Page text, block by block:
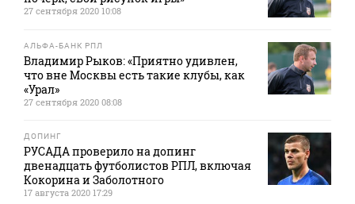
27 сентября 2020 10:08
АЛЬФА-БАНК РПЛ
Владимир Рыков: «Приятно удивлен,
что вне Москвы есть такие клубы, как
«Урал»
27 сентября 2020 08:08
ДОПИНГ
РУСАДА проверило на допинг
двенадцать футболистов РПЛ, включая
Кокорина и Заболотного
17 августа 2020 17:29